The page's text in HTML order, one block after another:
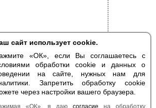
сайт использует cookie.
«ОК», если Вы соглашаетесь с
обработки cookie и данных о
на сайте, нужных нам для
Запретить обработку cookie
через настройки вашего браузера.
«ОК», я даю согласие на обработку
В КОРЗИНУ